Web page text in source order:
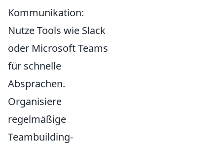
Kommunikation:
Nutze Tools wie Slack
oder Microsoft Teams
für schnelle
Absprachen.
Organisiere
regelmäßige
Teambuilding-